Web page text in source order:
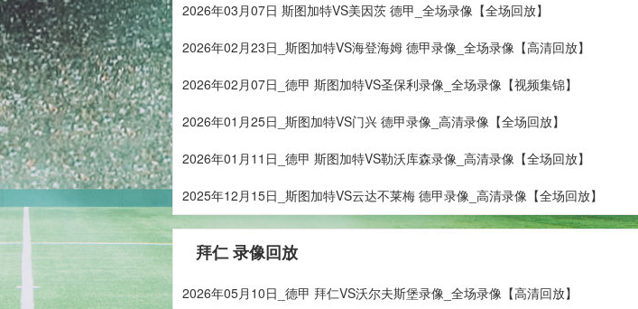
2026年03月07日 斯图加特VS美因茨 德甲_全场录像【全场回放】
2026年02月23日_斯图加特VS海登海姆 德甲录像_全场录像【高清回放】
2026年02月07日_德甲 斯图加特VS圣保利录像_全场录像【视频集锦】
2026年01月25日_斯图加特VS门兴 德甲录像_高清录像【全场回放】
2026年01月11日_德甲 斯图加特VS勒沃库森录像_高清录像【全场回放】
2025年12月15日_斯图加特VS云达不莱梅 德甲录像_高清录像【全场回放】
拜仁 录像回放
2026年05月10日_德甲 拜仁VS沃尔夫斯堡录像_全场录像【高清回放】